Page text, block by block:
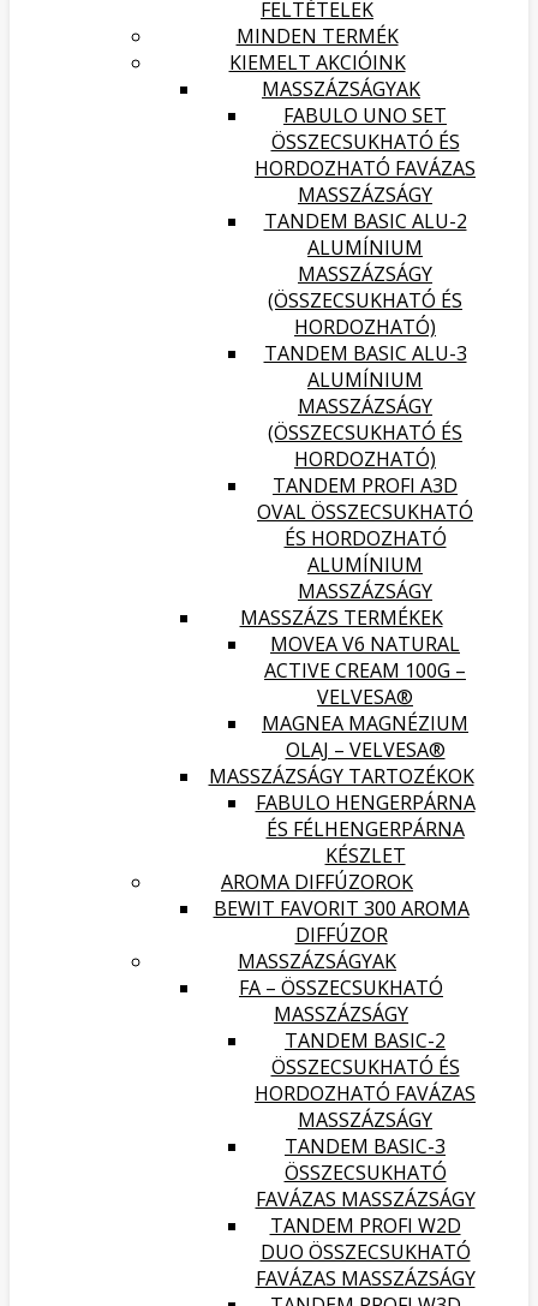
FELTÉTELEK
MINDEN TERMÉK
KIEMELT AKCIÓINK
MASSZÁZSÁGYAK
FABULO UNO SET
ÖSSZECSUKHATÓ ÉS
HORDOZHATÓ FAVÁZAS
MASSZÁZSÁGY
TANDEM BASIC ALU-2
ALUMÍNIUM
MASSZÁZSÁGY
(ÖSSZECSUKHATÓ ÉS
HORDOZHATÓ)
TANDEM BASIC ALU-3
ALUMÍNIUM
MASSZÁZSÁGY
(ÖSSZECSUKHATÓ ÉS
HORDOZHATÓ)
TANDEM PROFI A3D
OVAL ÖSSZECSUKHATÓ
ÉS HORDOZHATÓ
ALUMÍNIUM
MASSZÁZSÁGY
MASSZÁZS TERMÉKEK
MOVEA V6 NATURAL
ACTIVE CREAM 100G –
VELVESA®
MAGNEA MAGNÉZIUM
OLAJ – VELVESA®
MASSZÁZSÁGY TARTOZÉKOK
FABULO HENGERPÁRNA
ÉS FÉLHENGERPÁRNA
KÉSZLET
AROMA DIFFÚZOROK
BEWIT FAVORIT 300 AROMA
DIFFÚZOR
MASSZÁZSÁGYAK
FA – ÖSSZECSUKHATÓ
MASSZÁZSÁGY
TANDEM BASIC-2
ÖSSZECSUKHATÓ ÉS
HORDOZHATÓ FAVÁZAS
MASSZÁZSÁGY
TANDEM BASIC-3
ÖSSZECSUKHATÓ
FAVÁZAS MASSZÁZSÁGY
TANDEM PROFI W2D
DUO ÖSSZECSUKHATÓ
FAVÁZAS MASSZÁZSÁGY